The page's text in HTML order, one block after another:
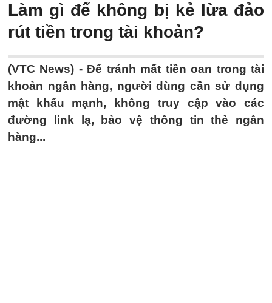
Làm gì để không bị kẻ lừa đảo
rút tiền trong tài khoản?
(VTC News) -Để tránh mất tiền oan trong tài
khoản ngân hàng, người dùng cần sử dụng
mật khẩu mạnh, không truy cập vào các
đường link lạ, bảo vệ thông tin thẻ ngân
hàng...